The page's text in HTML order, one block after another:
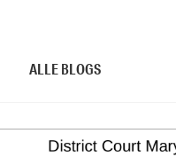
ALLE BLOGS